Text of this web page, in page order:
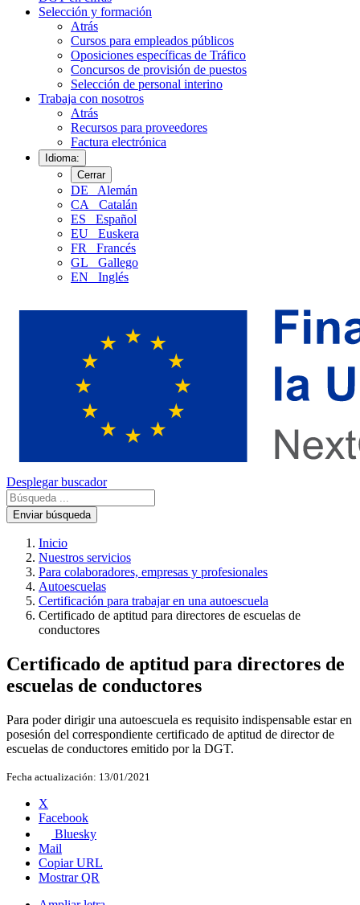
Selección y formación
Atrás
Cursos para empleados públicos
Oposiciones específicas de Tráfico
Concursos de provisión de puestos
Selección de personal interino
Trabaja con nosotros
Atrás
Recursos para proveedores
Factura electrónica
Idioma:
Cerrar
DE
Alemán
CA
Catalán
ES
Español
EU
Euskera
FR
Francés
GL
Gallego
EN
Inglés
Desplegar buscador
Enviar búsqueda
Inicio
Nuestros servicios
Para colaboradores, empresas y profesionales
Autoescuelas
Certificación para trabajar en una autoescuela
Certificado de aptitud para directores de escuelas de
conductores
Certificado de aptitud para directores de
escuelas de conductores
Para poder dirigir una autoescuela es requisito indispensable estar en
posesión del correspondiente certificado de aptitud de director de
escuelas de conductores emitido por la DGT.
Fecha actualización: 13/01/2021
X
Facebook
Bluesky
Mail
Copiar URL
Mostrar QR